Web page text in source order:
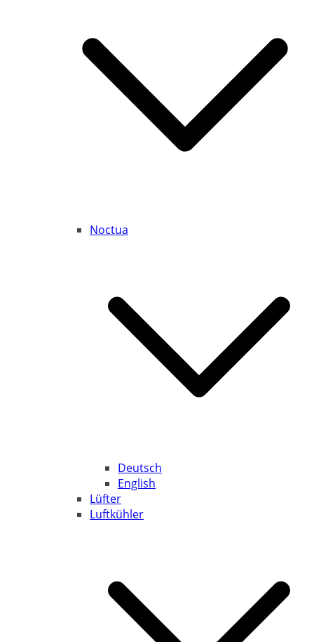
Noctua
Deutsch
English
Lüfter
Luftkühler